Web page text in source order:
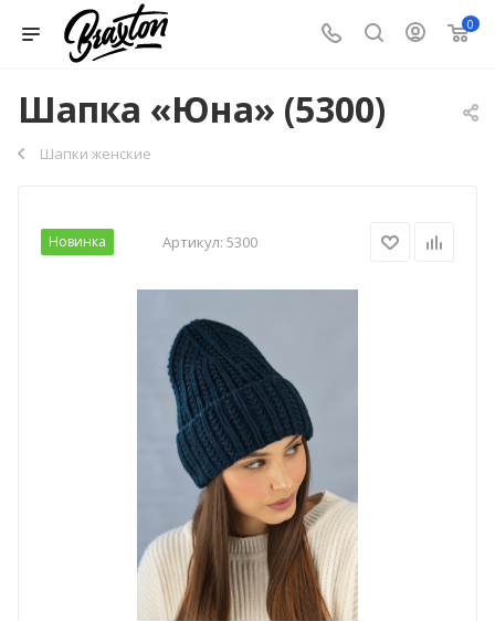
0
Шапка «Юна» (5300)
Шапки женские
Новинка Артикул: 5300